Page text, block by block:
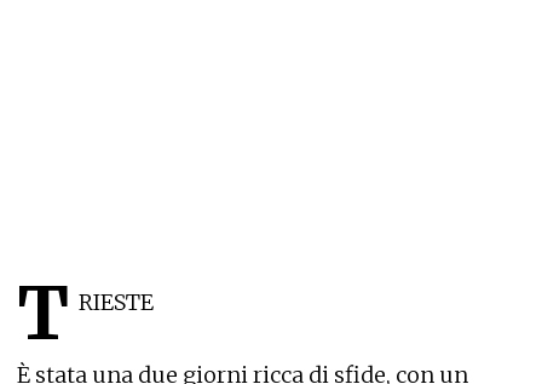
T RIESTE
È stata una due giorni ricca di sfide, con un